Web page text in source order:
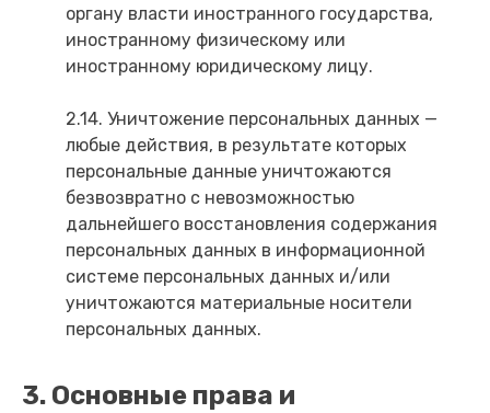
органу власти иностранного государства,
иностранному физическому или
иностранному юридическому лицу.
2.14. Уничтожение персональных данных —
любые действия, в результате которых
персональные данные уничтожаются
безвозвратно с невозможностью
дальнейшего восстановления содержания
персональных данных в информационной
системе персональных данных и/или
уничтожаются материальные носители
персональных данных.
3. Основные права и